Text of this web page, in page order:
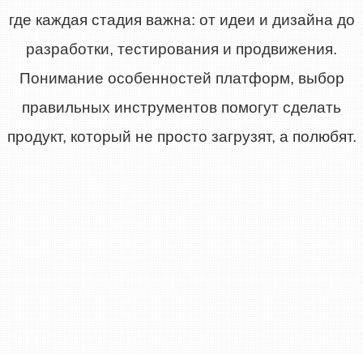
где каждая стадия важна: от идеи и дизайна до
разработки, тестирования и продвижения.
Понимание особенностей платформ, выбор
правильных инструментов помогут сделать
продукт, который не просто загрузят, а полюбят.